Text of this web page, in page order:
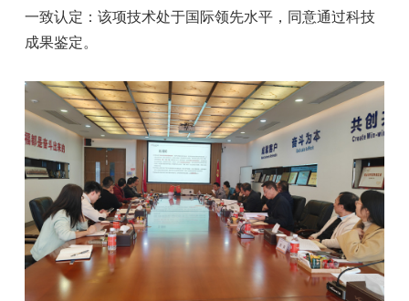
一致认定：该项技术处于国际领先水平，同意通过科技
成果鉴定。